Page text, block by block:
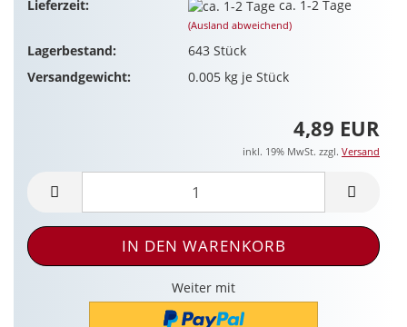
Lieferzeit:
ca. 1-2 Tage
(Ausland abweichend)
Lagerbestand: 643 Stück
Versandgewicht:
0.005kg je Stück
4,89 EUR
inkl. 19% MwSt. zzgl. Versand
Weiter mit